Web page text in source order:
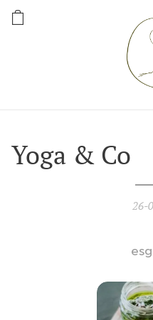
Yoga &
26-